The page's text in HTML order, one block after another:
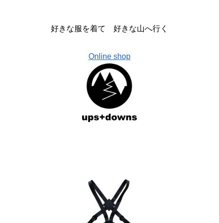
好きな服を着て 好きな山へ行く
Online shop